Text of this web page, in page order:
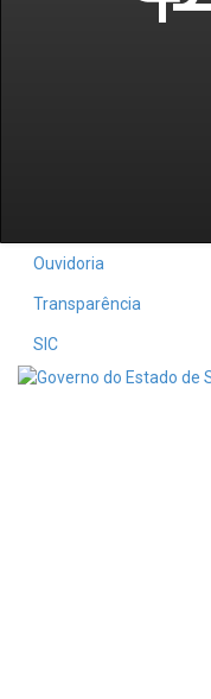
Ouvidoria
Transparência
SIC